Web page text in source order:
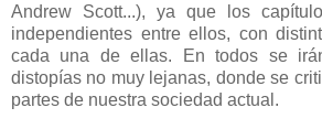
Andrew Scott...), ya que los
independientes entre ellos, con
cada una de ellas. En todos se
distopías no muy lejanas, donde se
partes de nuestra sociedad actual.